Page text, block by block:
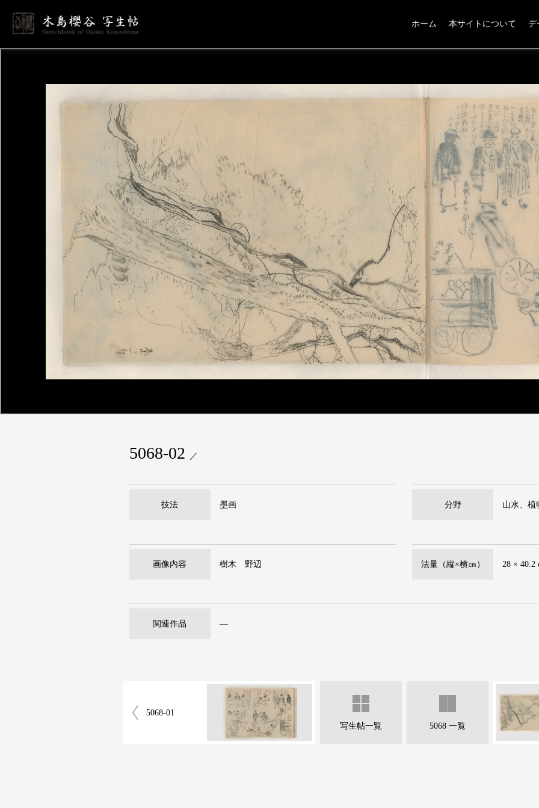
ホーム 本サイトについて デ
5068-02 ／
技法 墨画 分野 山水、植
画像内容 樹木 野辺 法量（縦×横㎝） 28 × 40.2
関連作品 ―
5068-01
写生帖一覧
5068 一覧